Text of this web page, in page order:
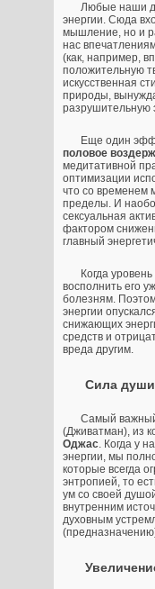
Любые наши
энергии. Сюда
мышление, но и
нас
(как, например,
положительную
искусственная
природы,
разрушительную
Еще один
половое
медитативной
оптимизации
что со временем
пределы. И
сексуальная
фактором
главный
Когда уровень
восполнить его
болезням.
энергии
снижающих
средств и
вреда другим.
Сила души
Самый
(Дживатман), из
Оджас. Когда у
энергии, мы
которые всегда
энтропией, то
ум со своей
внутренним
духовным